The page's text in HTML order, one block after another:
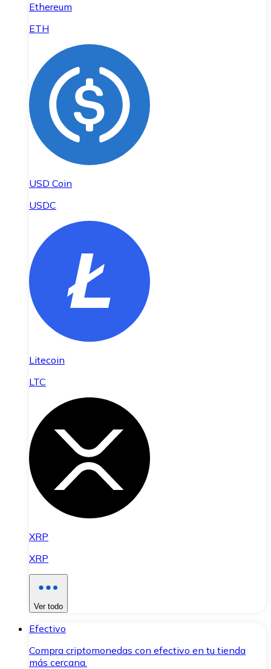
Ethereum
ETH
USD Coin
USDC
Litecoin
LTC
XRP
XRP
Ver todo
Efectivo
Compra criptomonedas con efectivo en tu tienda
más cercana.